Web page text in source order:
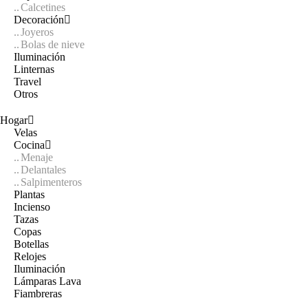
Calcetines
Decoración
Joyeros
Bolas de nieve
Iluminación
Linternas
Travel
Otros
Hogar
Velas
Cocina
Menaje
Delantales
Salpimenteros
Plantas
Incienso
Tazas
Copas
Botellas
Relojes
Iluminación
Lámparas Lava
Fiambreras